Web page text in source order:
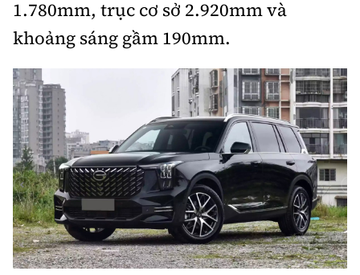
1.780mm, trục cơ sở 2.920mm và
khoảng sáng gầm 190mm.